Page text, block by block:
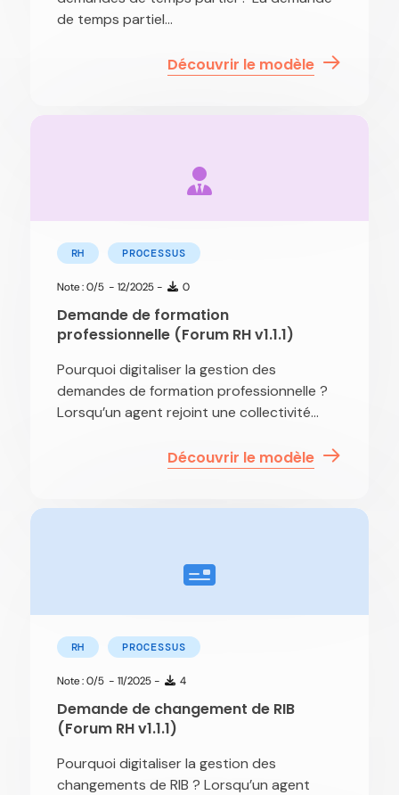
de temps partiel...
Découvrir le modèle
RH PROCESSUS
Note : 0/5 - 12/2025 - 0
Demande de formation
professionnelle (Forum RH v1.1.1)
Pourquoi digitaliser la gestion des
demandes de formation professionnelle ?
Lorsqu’un agent rejoint une collectivité...
Découvrir le modèle
RH PROCESSUS
Note : 0/5 - 11/2025 - 4
Demande de changement de RIB
(Forum RH v1.1.1)
Pourquoi digitaliser la gestion des
changements de RIB ? Lorsqu’un agent